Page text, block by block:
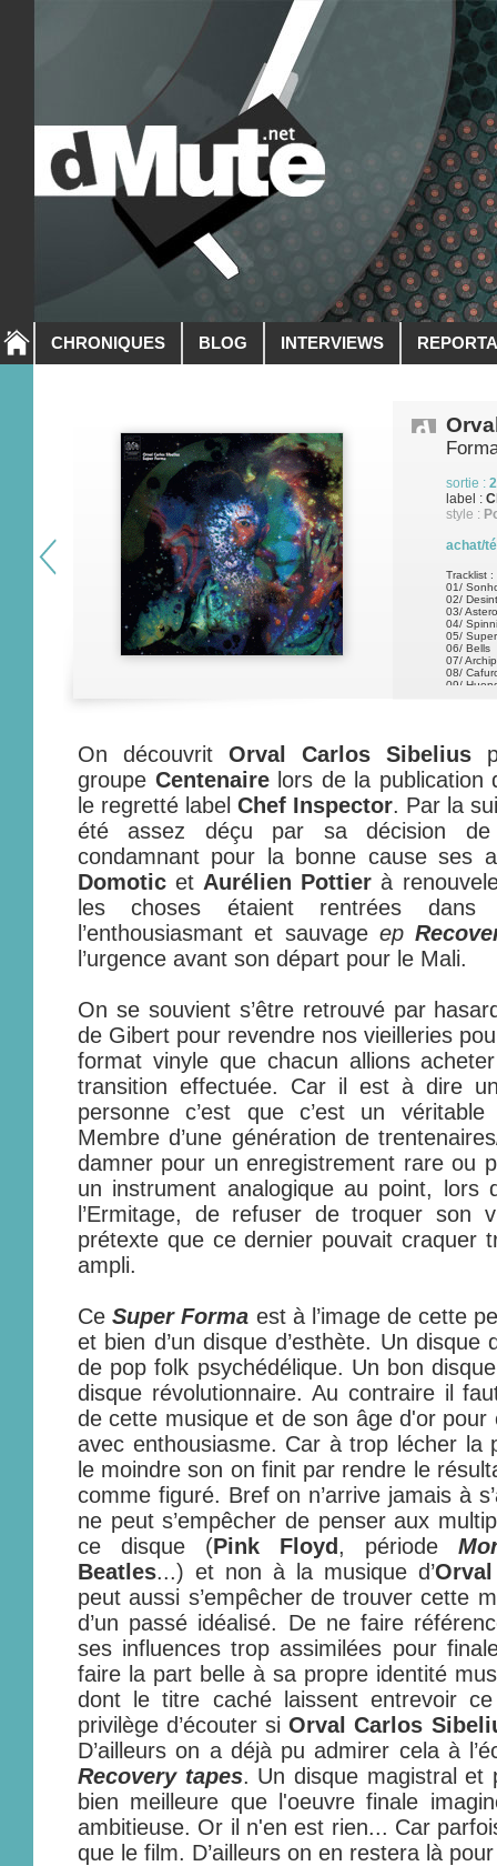
CHRONIQUES BLOG INTERVIEWS
sortie :
label :
style :
achat/
Tracklist :
01/
02/
03/
04/
05/
06/ Bells
07/
08/
09/
On découvrit Orval Carlos Sibelius
groupe Centenairelors de la publication
le regretté label Chef Inspector. Par la
été assez déçu par sa décision de
condamnant pour la bonne cause ses
Domotic et Aurélien Pottier à
les choses étaient rentrées
l’enthousiasmant et sauvage ep
l’urgence avant son départ pour le Mali.
On se souvient s’être retrouvé par
de Gibert pour revendre nos vieilleries
format vinyle que chacun allions
transition effectuée. Car il est à dire
personne c’est que c’est un
Membre d’une génération de
damner pour un enregistrement rare ou
un instrument analogique au point, lors
l’Ermitage, de refuser de troquer son
prétexte que ce dernier pouvait craquer
ampli.
CeSuper Forma est à l’image de cette
et bien d’un disque d’esthète. Un disque
de pop folk psychédélique. Un bon
disque révolutionnaire. Au contraire il
de cette musique et de son âge d'or
avec enthousiasme. Car à trop lécher la
le moindre son on finit par rendre le
comme figuré. Bref on n’arrive jamais à
ne peut s’empêcher de penser aux
ce disque (Pink Floyd , période
Beatles...) et non à la musique d’
peut aussi s’empêcher de trouver cette
d’un passé idéalisé. De ne faire
ses influences trop assimilées pour
faire la part belle à sa propre identité
dont le titre caché laissent entrevoir
privilège d’écouter siOrval Carlos
D’ailleurs on a déjà pu admirer cela à
Recovery tapes. Un disque magistral et
bien meilleure que l'oeuvre finale
ambitieuse. Or il n'en est rien... Car
que le film. D’ailleurs on en restera là